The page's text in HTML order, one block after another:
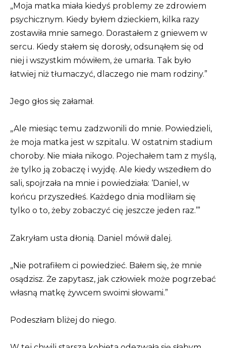
„Moja matka miała kiedyś problemy ze zdrowiem
psychicznym. Kiedy byłem dzieckiem, kilka razy
zostawiła mnie samego. Dorastałem z gniewem w
sercu. Kiedy stałem się dorosły, odsunąłem się od
niej i wszystkim mówiłem, że umarła. Tak było
łatwiej niż tłumaczyć, dlaczego nie mam rodziny.”
Jego głos się załamał.
„Ale miesiąc temu zadzwonili do mnie. Powiedzieli,
że moja matka jest w szpitalu. W ostatnim stadium
choroby. Nie miała nikogo. Pojechałem tam z myślą,
że tylko ją zobaczę i wyjdę. Ale kiedy wszedłem do
sali, spojrzała na mnie i powiedziała: ‘Daniel, w
końcu przyszedłeś. Każdego dnia modliłam się
tylko o to, żeby zobaczyć cię jeszcze jeden raz.’”
Zakryłam usta dłonią. Daniel mówił dalej.
„Nie potrafiłem ci powiedzieć. Bałem się, że mnie
osądzisz. Że zapytasz, jak człowiek może pogrzebać
własną matkę żywcem swoimi słowami.”
Podeszłam bliżej do niego.